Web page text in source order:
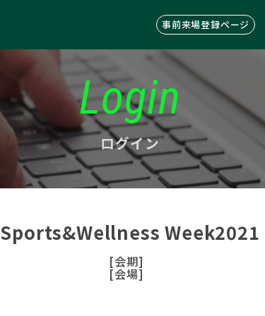
事前来場登録ページ
Login
ログイン
Sports&Wellness Week2021
[会期]
[会場]